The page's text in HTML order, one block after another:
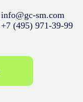
info@gc-sm.com
+7 (495) 971-39-99